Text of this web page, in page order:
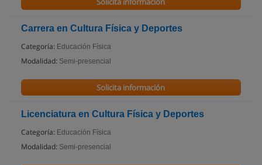
Carrera en Cultura Física y Deportes
Categoría: Educación Física
Modalidad: Semi-presencial
Solicita información
Licenciatura en Cultura Física y Deportes
Categoría: Educación Física
Modalidad: Semi-presencial